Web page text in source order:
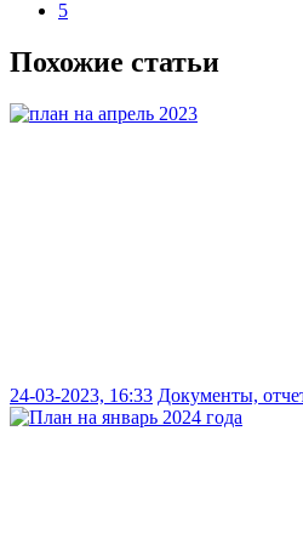
5
Похожие статьи
24-03-2023, 16:33 Документы,